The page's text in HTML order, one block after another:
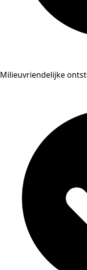
Milieuvriendelijke